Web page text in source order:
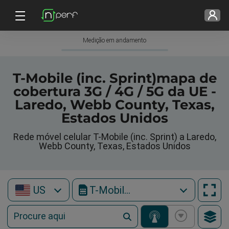
Medição em andamento
T-Mobile (inc. Sprint)mapa de
cobertura 3G / 4G / 5G da UE -
Laredo, Webb County, Texas,
Estados Unidos
Rede móvel celular T-Mobile (inc. Sprint) a Laredo,
Webb County, Texas, Estados Unidos
US T-Mobile (inc. Sprint)